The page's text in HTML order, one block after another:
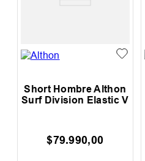
Short Hombre Althon
Surf Division Elastic V
$79.990,00